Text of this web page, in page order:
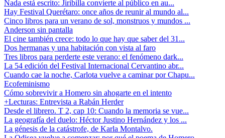
Nada está escrito: Jiribilla convierte al público en au...
Hay Festival Querétaro: once años de reunir al mundo al...
Cinco libros para un verano de sol, monstruos y mundos ...
Anderson sin pantalla
El cine también crece: todo lo que hay que saber del 31...
Dos hermanas y una habitación con vista al faro
Tres libros para perderte este verano: el fenómeno dark...
La 54 edición del Festival Internacional Cervantino abr...
Cuando cae la noche, Carlota vuelve a caminar por Chapu...
Ecofeminismo
Cómo sobrevivir a Homero sin ahogarte en el intento
+Lecturas: Entrevista a Rabán Herder
Desde el librero. T 2, cap 10: Cuando la memoria se vue...
La geografía del duelo: Héctor Justino Hernández y los ...
La génesis de la catástrofe, de Karla Montalvo.